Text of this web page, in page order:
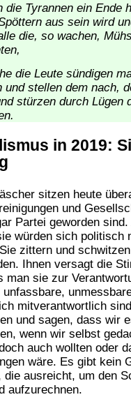
die Tyrannen ein Ende
aus sein wird
die, so wachen,
die Leute sündigen
und stellen dem nach,
stürzen durch Lügen
in 2019:
sitzen heute
und
Partei geworden sind.
würden sich politisch
zittern und
Ihnen versagt die
man sie zur
mitverantwortlich
und sagen, dass wir
wenn wir selbst
auch wollten oder
wäre. Es gibt kein
die ausreicht, um den
aufzurechnen.